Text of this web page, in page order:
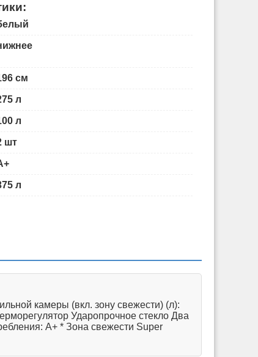
см
л
л
шт
л
камеры (вкл. зону свежести) (л):
Ударопрочное стекло Два
А+ * Зона свежести Super